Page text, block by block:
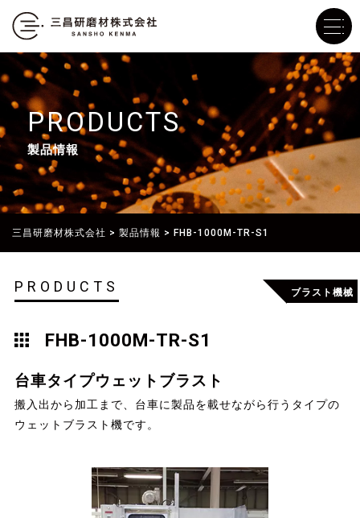
PRODUCTS
製品情報
三昌研磨材株式会社 > 製品情報 > FHB-1000M-TR-S1
PRODUCTS
FHB-1000M-TR-S1
ブラスト機械
台車タイプウェットブラスト
搬入出から加工まで、台車に製品を載せながら行うタイプの
ウェットブラスト機です。